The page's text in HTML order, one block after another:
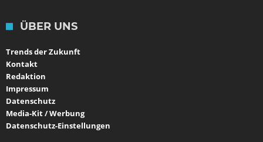
ÜBER UNS
Trends der Zukunft
Kontakt
Redaktion
Impressum
Datenschutz
Media-Kit / Werbung
Datenschutz-Einstellungen